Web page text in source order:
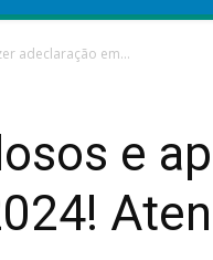
adeclaração em...
e